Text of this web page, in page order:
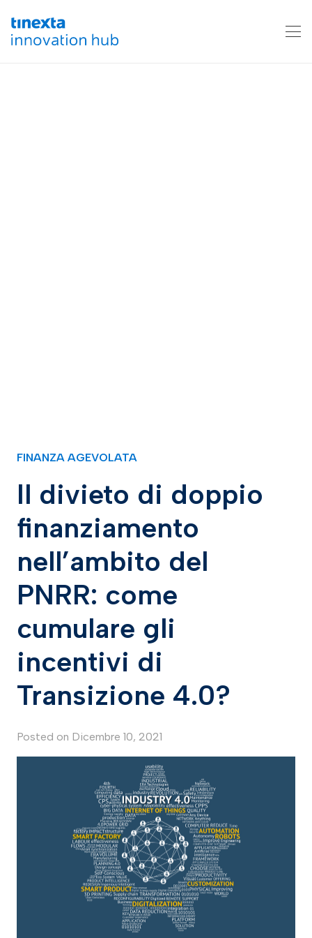
FINANZA AGEVOLATA
Il divieto di doppio
finanziamento
nell’ambito del
PNRR: come
cumulare gli
incentivi di
Transizione 4.0?
Posted on Dicembre 10, 2021